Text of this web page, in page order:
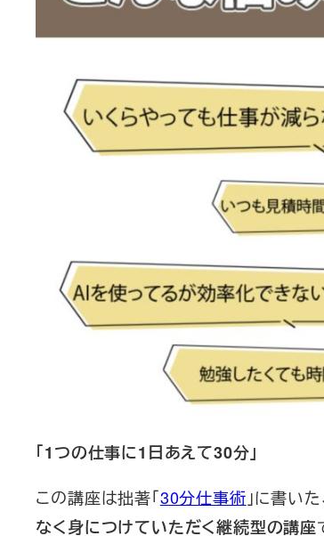
「1つの仕事に1日あえて30分」
この講座は拙著「30分仕事術 」に書い
なく身につけていただく継続型の講座